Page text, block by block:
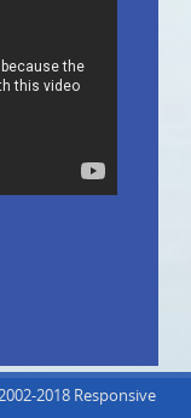
2018 Responsive